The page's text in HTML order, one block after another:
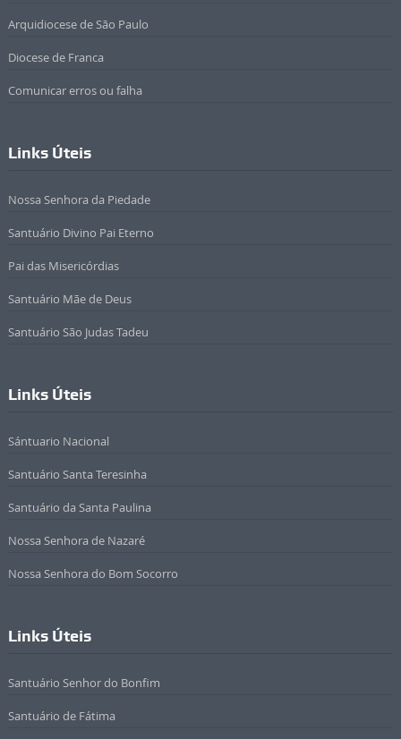
Arquidiocese de São Paulo
Diocese de Franca
Comunicar erros ou falha
Links Úteis
Nossa Senhora da Piedade
Santuário Divino Pai Eterno
Pai das Misericórdias
Santuário Mãe de Deus
Santuário São Judas Tadeu
Links Úteis
Sántuario Nacional
Santuário Santa Teresinha
Santuário da Santa Paulina
Nossa Senhora de Nazaré
Nossa Senhora do Bom Socorro
Links Úteis
Santuário Senhor do Bonfim
Santuário de Fátima